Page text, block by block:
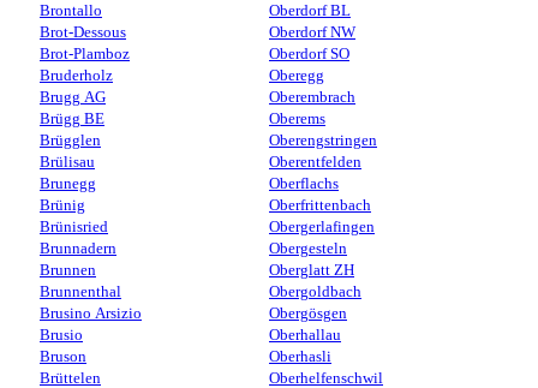
Brontallo
Brot-Dessous
Brot-Plamboz
Bruderholz
Brugg AG
Brügg BE
Brügglen
Brülisau
Brunegg
Brünig
Brünisried
Brunnadern
Brunnen
Brunnenthal
Brusino Arsizio
Brusio
Bruson
Brüttelen
Oberdorf BL
Oberdorf NW
Oberdorf SO
Oberegg
Oberembrach
Oberems
Oberengstringen
Oberentfelden
Oberflachs
Oberfrittenbach
Obergerlafingen
Obergesteln
Oberglatt ZH
Obergoldbach
Obergösgen
Oberhallau
Oberhasli
Oberhelfenschwil